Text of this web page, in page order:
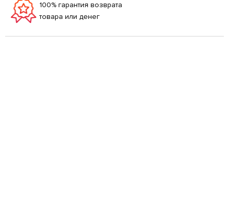
100% гарантия возврата
товара или денег